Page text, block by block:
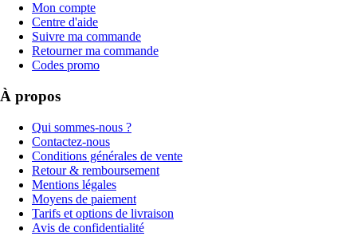
Mon compte
Centre d'aide
Suivre ma commande
Retourner ma commande
Codes promo
À propos
Qui sommes-nous ?
Contactez-nous
Conditions générales de vente
Retour & remboursement
Mentions légales
Moyens de paiement
Tarifs et options de livraison
Avis de confidentialité